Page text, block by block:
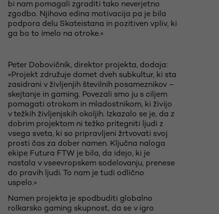
bi nam pomagali zgraditi tako neverjetno
zgodbo. Njihova edina motivacija pa je bila
podpora delu Skateistana in pozitiven vpliv, ki
ga bo to imelo na otroke.«
Peter Dobovičnik, direktor projekta, dodaja:
»Projekt združuje domet dveh subkultur, ki sta
zasidrani v življenjih številnih posameznikov –
skejtanje in gaming. Povezali smo ju s ciljem
pomagati otrokom in mladostnikom, ki živijo
v težkih življenjskih okoljih. Izkazalo se je, da z
dobrim projektom ni težko pritegniti ljudi z
vsega sveta, ki so pripravljeni žrtvovati svoj
prosti čas za dober namen. Ključna naloga
ekipe Futura FTW je bila, da idejo, ki je
nastala v vseevropskem sodelovanju, prenese
do pravih ljudi. To nam je tudi odlično
uspelo.«
Namen projekta je spodbuditi globalno
rolkarsko gaming skupnost, da se v igro